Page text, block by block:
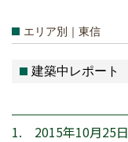
エリア別｜東信
建築中レポート
1. 2015年10月25日